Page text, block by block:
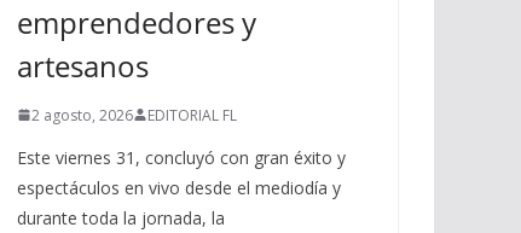
emprendedores y
artesanos
2 agosto, 2026 EDITORIAL FL
Este viernes 31, concluyó con gran éxito y
espectáculos en vivo desde el mediodía y
durante toda la jornada, la